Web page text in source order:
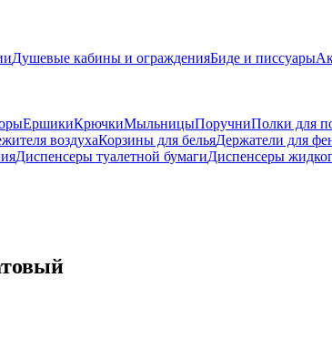
Душевые кабины и огражденияБиде и писсуары
ЕршикиКрючкиМыльницыПоручниПолки для
воздухаКорзины для бельяДержатели для
Диспенсеры туалетной бумагиДиспенсеры